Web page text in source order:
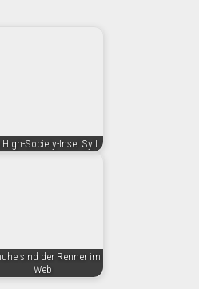
High-Society-Insel Sylt
sind der Renner im
Web